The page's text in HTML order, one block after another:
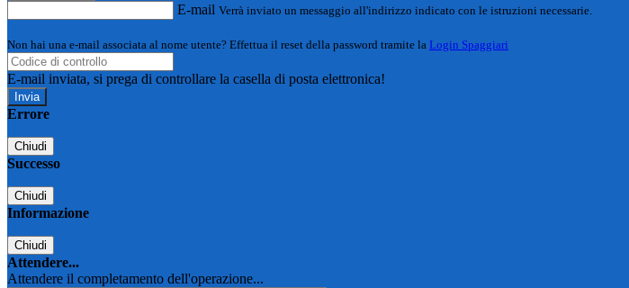
E-mail Verrà inviato un messaggio all'indirizzo indicato con le istruzioni necessarie.
Non hai una e-mail associata al nome utente? Effettua il reset della password tramite la Login Spaggiari
E-mail inviata, si prega di controllare la casella di posta elettronica!
Errore
Chiudi
Successo
Chiudi
Informazione
Chiudi
Attendere...
Attendere il completamento dell'operazione...